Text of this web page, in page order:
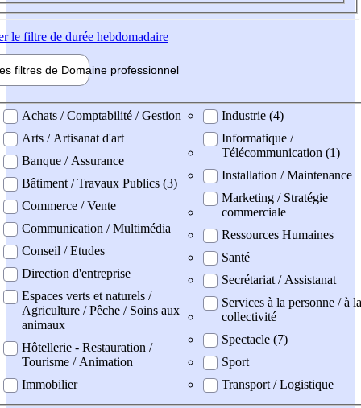
le filtre de durée hebdomadaire
filtres de Domaine professionnel
professionel
Achats / Comptabilité / Gestion
Arts / Artisanat d'art
Banque / Assurance
Bâtiment / Travaux Publics (3)
Commerce / Vente
Communication / Multimédia
Conseil / Etudes
Direction d'entreprise
Espaces verts et naturels /
Agriculture / Pêche / Soins aux
animaux
Hôtellerie - Restauration /
Tourisme / Animation
Immobilier
Industrie (4)
Informatique /
Télécommunication (1)
Installation / Maintenance
Marketing / Stratégie
commerciale
Ressources Humaines
Santé
Secrétariat / Assistanat
Services à la personne / à la
collectivité
Spectacle (7)
Sport
Transport / Logistique